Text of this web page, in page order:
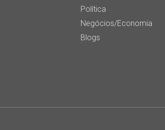
Política
Negócios/Economia
Blogs